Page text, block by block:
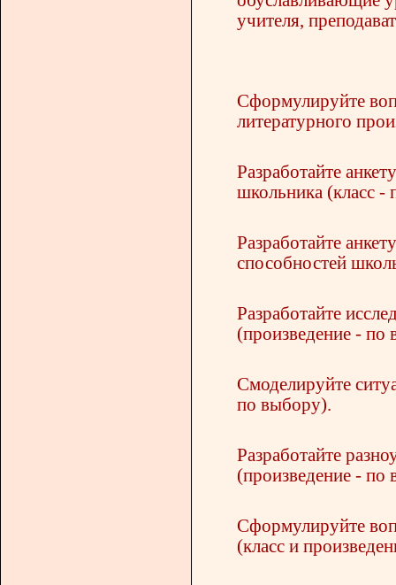
учителя,
Сформулируйте
литературного
Разработайте
школьника (класс -
Разработайте
способностей
Разработайте
(произведение - по
Смоделируйте
по выбору).
Разработайте
(произведение - по
Сформулируйте
(класс и